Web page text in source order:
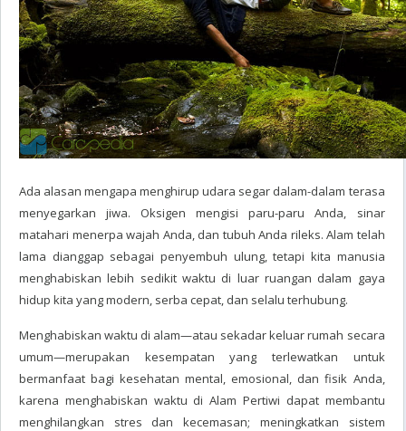
Ada alasan mengapa menghirup udara segar dalam-dalam terasa
menyegarkan jiwa. Oksigen mengisi paru-paru Anda, sinar
matahari menerpa wajah Anda, dan tubuh Anda rileks. Alam telah
lama dianggap sebagai penyembuh ulung, tetapi kita manusia
menghabiskan lebih sedikit waktu di luar ruangan dalam gaya
hidup kita yang modern, serba cepat, dan selalu terhubung.
Menghabiskan waktu di alam—atau sekadar keluar rumah secara
umum—merupakan kesempatan yang terlewatkan untuk
bermanfaat bagi kesehatan mental, emosional, dan fisik Anda,
karena menghabiskan waktu di Alam Pertiwi dapat membantu
menghilangkan stres dan kecemasan; meningkatkan sistem